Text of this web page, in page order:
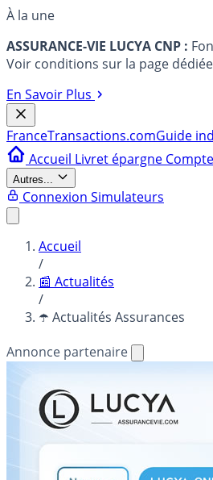
À la une
ASSURANCE-VIE LUCYA CNP :
Voir conditions sur la page
En Savoir Plus
FranceTransactions.comGuide
Accueil Livret épargne
Autres...
Connexion Simulateurs
Accueil
/
📰 Actualités
/
☂️ Actualités Assurances
Annonce partenaire